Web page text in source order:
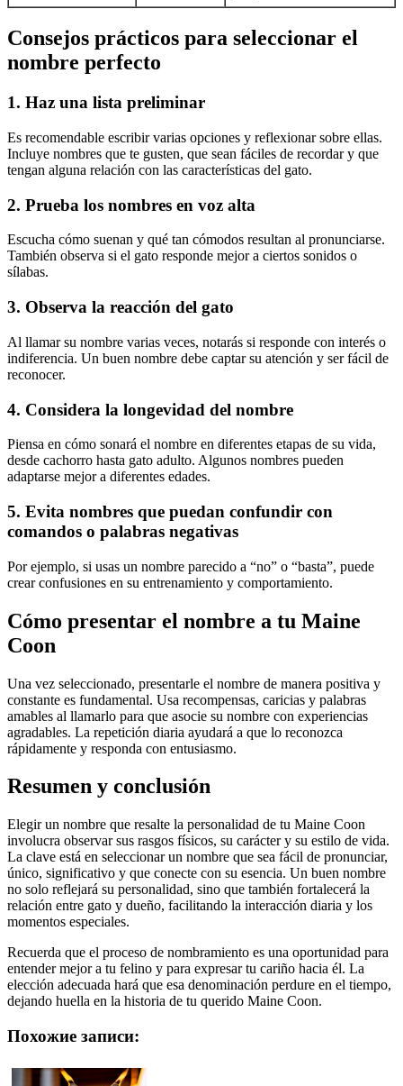
Consejos prácticos para seleccionar el
nombre perfecto
1. Haz una lista preliminar
Es recomendable escribir varias opciones y reflexionar sobre ellas.
Incluye nombres que te gusten, que sean fáciles de recordar y que
tengan alguna relación con las características del gato.
2. Prueba los nombres en voz alta
Escucha cómo suenan y qué tan cómodos resultan al pronunciarse.
También observa si el gato responde mejor a ciertos sonidos o
sílabas.
3. Observa la reacción del gato
Al llamar su nombre varias veces, notarás si responde con interés o
indiferencia. Un buen nombre debe captar su atención y ser fácil de
reconocer.
4. Considera la longevidad del nombre
Piensa en cómo sonará el nombre en diferentes etapas de su vida,
desde cachorro hasta gato adulto. Algunos nombres pueden
adaptarse mejor a diferentes edades.
5. Evita nombres que puedan confundir con
comandos o palabras negativas
Por ejemplo, si usas un nombre parecido a “no” o “basta”, puede
crear confusiones en su entrenamiento y comportamiento.
Cómo presentar el nombre a tu Maine
Coon
Una vez seleccionado, presentarle el nombre de manera positiva y
constante es fundamental. Usa recompensas, caricias y palabras
amables al llamarlo para que asocie su nombre con experiencias
agradables. La repetición diaria ayudará a que lo reconozca
rápidamente y responda con entusiasmo.
Resumen y conclusión
Elegir un nombre que resalte la personalidad de tu Maine Coon
involucra observar sus rasgos físicos, su carácter y su estilo de vida.
La clave está en seleccionar un nombre que sea fácil de pronunciar,
único, significativo y que conecte con su esencia. Un buen nombre
no solo reflejará su personalidad, sino que también fortalecerá la
relación entre gato y dueño, facilitando la interacción diaria y los
momentos especiales.
Recuerda que el proceso de nombramiento es una oportunidad para
entender mejor a tu felino y para expresar tu cariño hacia él. La
elección adecuada hará que esa denominación perdure en el tiempo,
dejando huella en la historia de tu querido Maine Coon.
Похожие записи: